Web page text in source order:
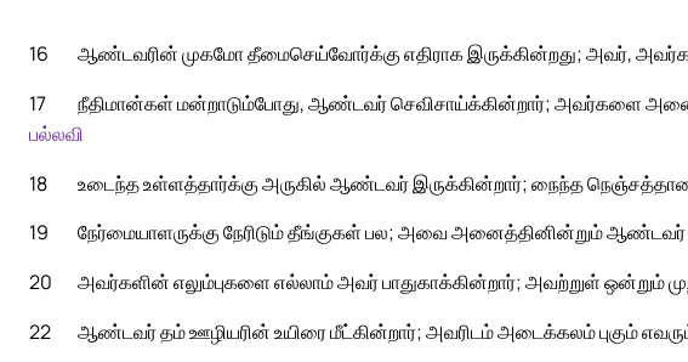
16
ஆண்டவரின் முகமோ தீமைசெய்வோர்க்கு எதிராக இருக்கின்றது; அவர்,
17
நீதிமான்கள் மன்றாடும்போது, ஆண்டவர் செவிசாய்க்கின்றார்; அவர்களை
பல்லவி
18
உடைந்த உள்ளத்தார்க்கு அருகில் ஆண்டவர் இருக்கின்றார்; நைந்த
19
நேர்மையாளருக்கு நேரிடும் தீங்குகள் பல; அவை அனைத்தினின்றும் ஆண்டவர்
20
அவர்களின் எலும்புகளை எல்லாம் அவர் பாதுகாக்கின்றார்; அவற்றுள் ஒன்றும்
22
ஆண்டவர் தம் ஊழியரின் உயிரை மீட்கின்றார்; அவரிடம் அடைக்கலம் புகும்